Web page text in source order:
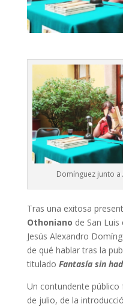
Domínguez junto a
Tras una exitosa
Othoniano de San
Jesús Alexandro
de qué hablar tras la
titulado Fantasía sin
Un contundente
de julio, de la